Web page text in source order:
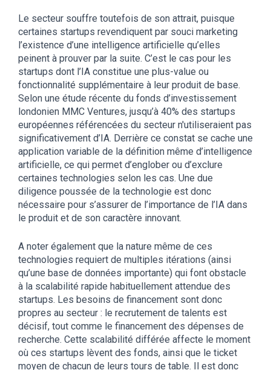
Le secteur souffre toutefois de son attrait, puisque
certaines startups revendiquent par souci marketing
l’existence d’une intelligence artificielle qu’elles
peinent à prouver par la suite. C’est le cas pour les
startups dont l’IA constitue une plus-value ou
fonctionnalité supplémentaire à leur produit de base.
Selon une étude récente du fonds d’investissement
londonien MMC Ventures, jusqu’à 40% des startups
européennes référencées du secteur n'utiliseraient pas
significativement d’IA. Derrière ce constat se cache une
application variable de la définition même d’intelligence
artificielle, ce qui permet d’englober ou d’exclure
certaines technologies selon les cas. Une due
diligence poussée de la technologie est donc
nécessaire pour s’assurer de l’importance de l’IA dans
le produit et de son caractère innovant.
A noter également que la nature même de ces
technologies requiert de multiples itérations (ainsi
qu’une base de données importante) qui font obstacle
à la scalabilité rapide habituellement attendue des
startups. Les besoins de financement sont donc
propres au secteur : le recrutement de talents est
décisif, tout comme le financement des dépenses de
recherche. Cette scalabilité différée affecte le moment
où ces startups lèvent des fonds, ainsi que le ticket
moyen de chacun de leurs tours de table. Il est donc